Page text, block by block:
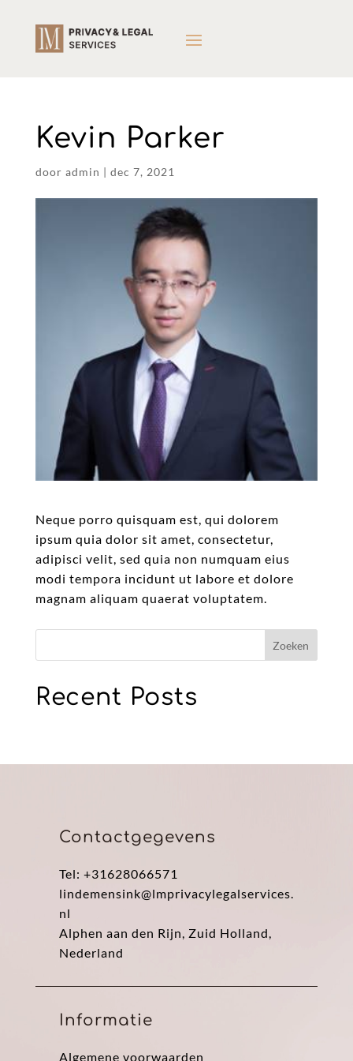
Kevin Parker
door admin | dec 7, 2021
Neque porro quisquam est, qui dolorem
ipsum quia dolor sit amet, consectetur,
adipisci velit, sed quia non numquam eius
modi tempora incidunt ut labore et dolore
magnam aliquam quaerat voluptatem.
Zoeken
Recent Posts
Contactgegevens
Tel: +31628066571
lindemensink@lmprivacylegalservices.
nl
Alphen aan den Rijn, Zuid Holland,
Nederland
Informatie
Algemene voorwaarden